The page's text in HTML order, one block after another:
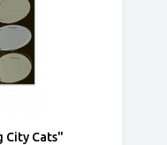
City Cats"